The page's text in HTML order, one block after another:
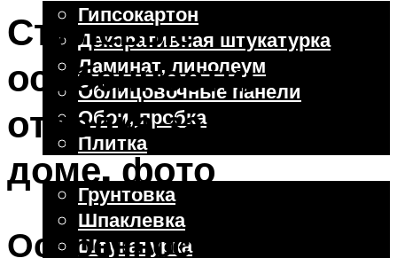
Гипсокартон
Декоративная штукатурка
Ламинат, линолеум
Облицовочные панели
Обои, пробка
Плитка
Отделочные работы
Грунтовка
Шпаклевка
Штукатурка
Стилевые
особенности:
отделка зала в
доме, фото
Особенности